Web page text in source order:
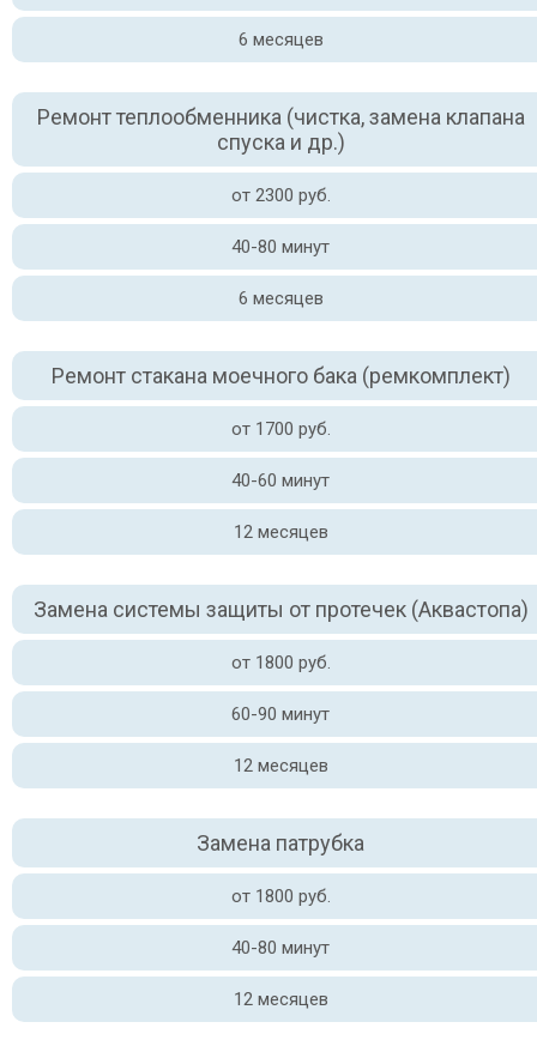
6 месяцев
Ремонт теплообменника (чистка, замена клапана
спуска и др.)
от 2300 руб.
40-80 минут
6 месяцев
Ремонт стакана моечного бака (ремкомплект)
от 1700 руб.
40-60 минут
12 месяцев
Замена системы защиты от протечек (Аквастопа)
от 1800 руб.
60-90 минут
12 месяцев
Замена патрубка
от 1800 руб.
40-80 минут
12 месяцев